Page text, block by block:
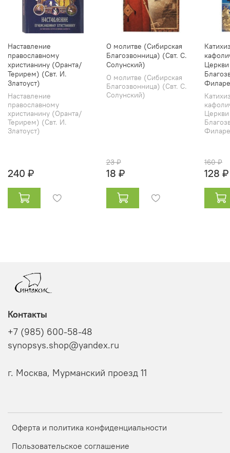
Наставление
православному
христианину (Оранта/
Терирем) (Свт. И.
Златоуст)
Наставление
православному
христианину (Оранта/
Терирем) (Свт. И.
Златоуст)
240 ₽
О молитве (Сибирская
Благозвонница) (Свт. С.
Солунский)
О молитве (Сибирская
Благозвонница) (Свт. С.
Солунский)
23 ₽
18 ₽
160 ₽
128 ₽
Оферта и политика конфиденциальности
Пользовательское соглашение
Контакты
+7 (985) 600-58-48
synopsys.shop@yandex.ru
г. Москва, Мурманский проезд 11